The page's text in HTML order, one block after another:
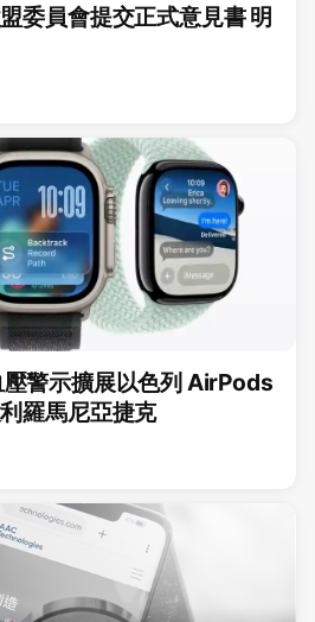
委員會提交正式意見書 明
警示擴展以色列 AirPods
羅馬尼亞捷克